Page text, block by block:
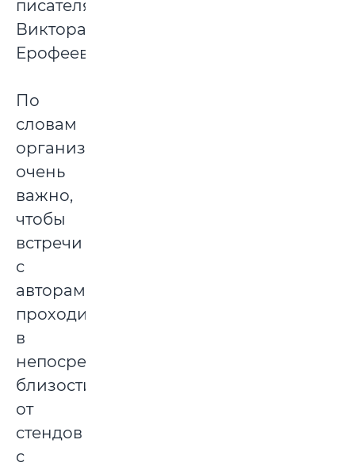
писателя
Виктора
Ерофеева.
По
словам
организаторов,
очень
важно,
чтобы
встречи
с
авторами
проходили
в
непосредственной
близости
от
стендов
с